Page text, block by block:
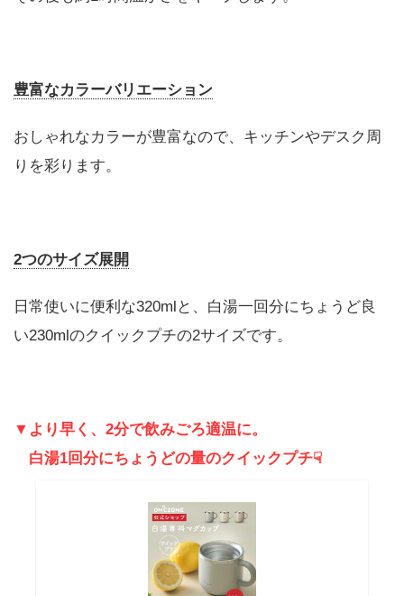
豊富なカラーバリエーション
おしゃれなカラーが豊富なので、キッチンやデスク周
りを彩ります。
2つのサイズ展開
日常使いに便利な320mlと、白湯一回分にちょうど良
い230mlのクイックプチの2サイズです。
▼より早く、2分で飲みごろ適温に。
白湯1回分にちょうどの量のクイックプチ☟